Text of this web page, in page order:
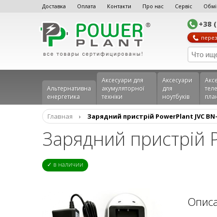
Доставка Оплата Контакти Про нас Сервіс
+38
Альтернативна
енергетика
Аксесуари для
акумуляторної
техніки
Аксесуари
для
ноутбуків
Главная › Зарядний пристрій PowerPlant JVC
Зарядний пристрій
✓ в наличии